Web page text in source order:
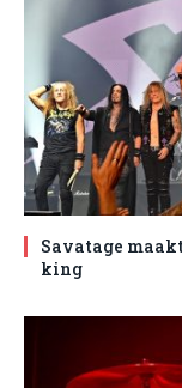
Savatage
king